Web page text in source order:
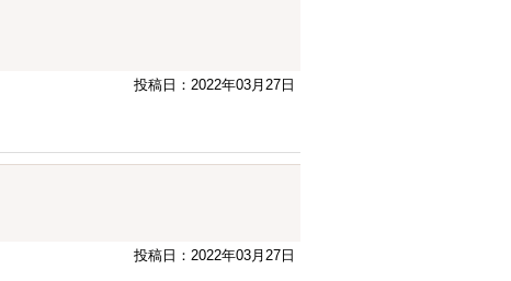
投稿日：2022年03月27日
投稿日：2022年03月27日